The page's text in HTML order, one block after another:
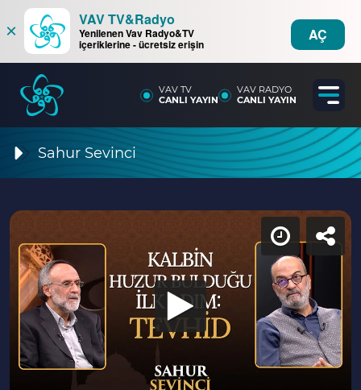
×
VAV TV&Radyo
Yenilenen Vav Radyo&TV
içeriklerine - ücretsiz erişin
AÇ
VAV TV
CANLI YAYIN
VAV RADYO
CANLI YAYIN
Sahur Sevinci